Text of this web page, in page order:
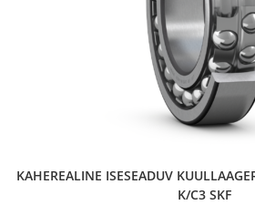
KAHEREALINE ISESEADUV
K/C3 SKF